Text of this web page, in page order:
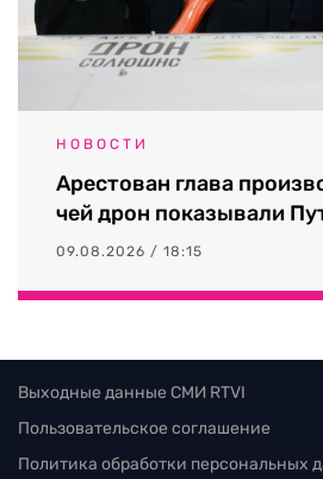
НОВОСТИ
Арестован глава
чей дрон показывали
09.08.2026 / 18:15
Выходные данные СМИ RTVI
Пользовательское соглашение
Политика обработки персональных